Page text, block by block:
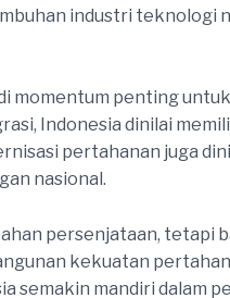
industri teknologi
momentum penting
Indonesia dinilai
pertahanan juga
nasional.
persenjataan, tetapi
kekuatan
mandiri dalam